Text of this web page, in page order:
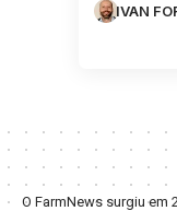
IVAN
O FarmNews surgiu